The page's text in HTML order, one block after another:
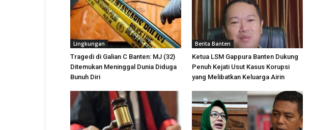
Lingkungan
Tragedi di Galian C Banten: MJ (32)
Ditemukan Meninggal Dunia Diduga
Bunuh Diri
Berita Banten
Ketua LSM Gappura Banten Dukung
Penuh Kejati Usut Kasus Korupsi
yang Melibatkan Keluarga Airin